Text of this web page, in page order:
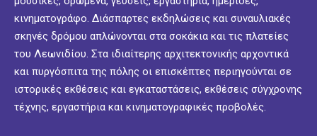
κινηματογράφο. Διάσπαρτες εκδηλώσεις και συναυλιακές
σκηνές δρόμου απλώνονται στα σοκάκια και τις πλατείες
του Λεωνιδίου. Στα ιδιαίτερης αρχιτεκτονικής αρχοντικά
και πυργόσπιτα της πόλης οι επισκέπτες περιηγούνται σε
ιστορικές εκθέσεις και εγκαταστάσεις, εκθέσεις σύγχρονης
τέχνης, εργαστήρια και κινηματογραφικές προβολές.